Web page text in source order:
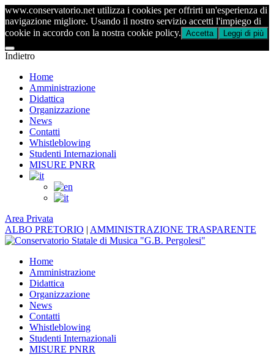
www.conservatorio.net utilizza i cookies per offrirti un'esperienza di
navigazione migliore. Usando il nostro servizio accetti l'impiego di
cookie in accordo con la nostra cookie policy. Accetta Leggi di più
Indietro
Home
Amministrazione
Didattica
Organizzazione
News
Contatti
Whistleblowing
Studenti Internazionali
MISURE PNRR
Area Privata
ALBO PRETORIO | AMMINISTRAZIONE TRASPARENTE
Home
Amministrazione
Didattica
Organizzazione
News
Contatti
Whistleblowing
Studenti Internazionali
MISURE PNRR